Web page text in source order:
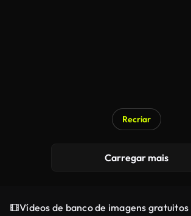
Recriar
Carregar mais
Vídeos de banco de imagens gratuitos